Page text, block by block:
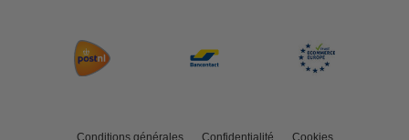
Conditions générales Confidentialité Cookies